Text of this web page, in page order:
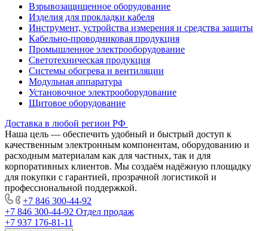
Взрывозащищенное оборудование
Изделия для прокладки кабеля
Инструмент, устройства измерения и средства защиты
Кабельно-проводниковая продукция
Промышленное электрооборудование
Светотехническая продукция
Системы обогрева и вентиляции
Модульная аппаратура
Установочное электрооборудование
Щитовое оборудование
Доставка в любой регион РФ
Наша цель — обеспечить удобный и быстрый доступ к
качественным электронным компонентам, оборудованию и
расходным материалам как для частных, так и для
корпоративных клиентов. Мы создаём надёжную площадку
для покупки с гарантией, прозрачной логистикой и
профессиональной поддержкой.
+7 846 300-44-92
+7 846 300-44-92 Отдел продаж
+7 937 176-81-11